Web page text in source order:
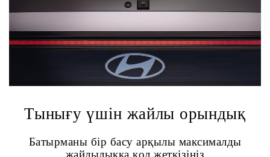
Тынығу үшін жайлы орындық
Батырманы бір басу арқылы максималды
жайлылыққа қол жеткізіңіз